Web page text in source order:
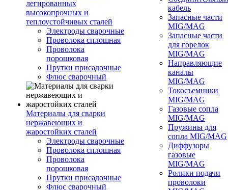
легированных
высокопрочных и
теплоустойчивых сталей
Электроды сварочные
Проволока сплошная
Проволока
порошковая
Прутки присадочные
Флюс сварочный
Материалы для сварки
нержавеющих и
жаростойких сталей
Электроды сварочные
Проволока сплошная
Проволока
порошковая
Прутки присадочные
Флюс сварочный
кабель
Запасные части
MIG/MAG
Запасные части
для горелок
MIG/MAG
Направляющие
каналы
MIG/MAG
Токосъемники
MIG/MAG
Газовые сопла
MIG/MAG
Пружины для
сопла MIG/MAG
Диффузоры
газовые
MIG/MAG
Ролики подачи
проволоки